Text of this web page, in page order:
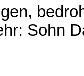
Sohn